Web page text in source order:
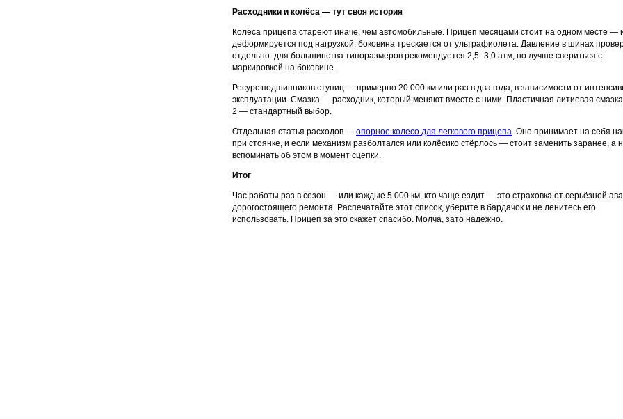
Расходники и колёса — тут своя история
Колёса прицепа стареют иначе, чем автомобильные. Прицеп месяцами стоит на одном месте —
деформируется под нагрузкой, боковина трескается от ультрафиолета. Давление в шинах
отдельно: для большинства типоразмеров рекомендуется 2,5–3,0 атм, но лучше свериться с
маркировкой на боковине.
Ресурс подшипников ступиц — примерно 20 000 км или раз в два года, в зависимости от
эксплуатации. Смазка — расходник, который меняют вместе с ними. Пластичная литиевая смазка
2 — стандартный выбор.
Отдельная статья расходов — опорное колесо для легкового прицепа. Оно принимает на себя
при стоянке, и если механизм разболтался или колёсико стёрлось — стоит заменить заранее, а
вспоминать об этом в момент сцепки.
Итог
Час работы раз в сезон — или каждые 5 000 км, кто чаще ездит — это страховка от серьёзной
дорогостоящего ремонта. Распечатайте этот список, уберите в бардачок и не ленитесь его
использовать. Прицеп за это скажет спасибо. Молча, зато надёжно.